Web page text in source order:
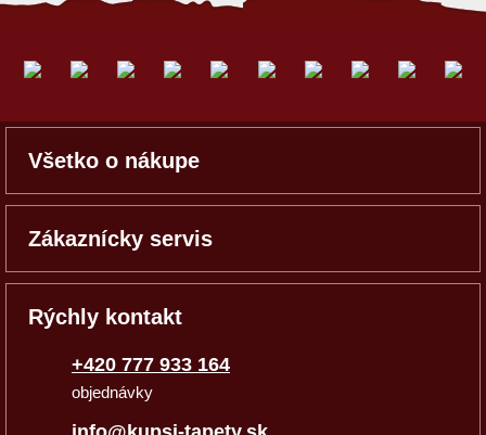
Všetko o nákupe
Zákaznícky servis
Rýchly kontakt
+420 777 933 164
objednávky